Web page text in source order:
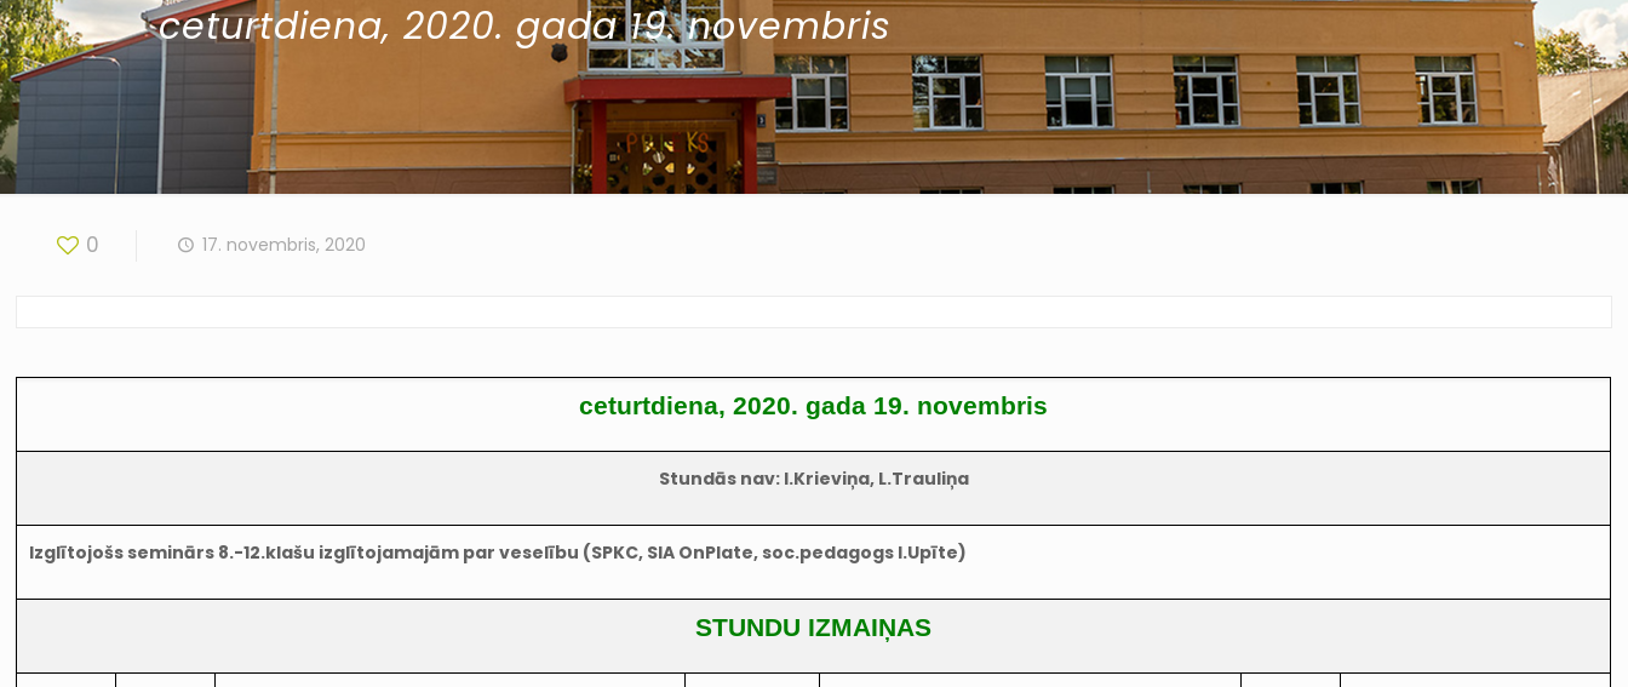
ceturtdiena, 2020. gada 19. novembris
0 17. novembris, 2020
ceturtdiena, 2020. gada 19. novembris
Stundās nav: I.Krieviņa, L.Trauliņa
Izglītojošs seminārs 8.-12.klašu izglītojamajām par veselību (SPKC, SIA OnPlate, soc.pedagogs I.Upīte)
STUNDU IZMAIŅAS